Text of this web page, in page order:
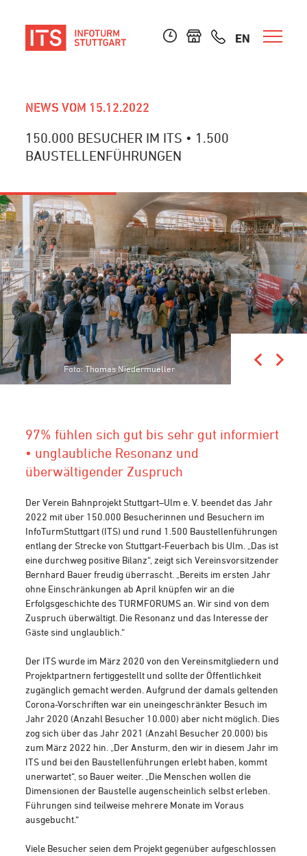
EN
NEWS VOM 15.12.2022
150.000 BESUCHER IM ITS • 1.500
BAUSTELLENFÜHRUNGEN
Foto: Thomas Niedermüller
Foto: Thomas Niedermueller
97% fühlen sich gut bis sehr gut informiert
• unglaubliche Resonanz und
überwältigender Zuspruch
Der Verein Bahnprojekt Stuttgart–Ulm e. V. beendet das Jahr
2022 mit über 150.000 Besucherinnen und Besuchern im
InfoTurmStuttgart (ITS) und rund 1.500 Baustellenführungen
entlang der Strecke von Stuttgart-Feuerbach bis Ulm. „Das ist
eine durchweg positive Bilanz“, zeigt sich Vereinsvorsitzender
Bernhard Bauer freudig überrascht. „Bereits im ersten Jahr
ohne Einschränkungen ab April knüpfen wir an die
Erfolgsgeschichte des TURMFORUMS an. Wir sind von dem
Zuspruch überwältigt. Die Resonanz und das Interesse der
Gäste sind unglaublich.“
Der ITS wurde im März 2020 von den Vereinsmitgliedern und
Projektpartnern fertiggestellt und sollte der Öffentlichkeit
zugänglich gemacht werden. Aufgrund der damals geltenden
Corona-Vorschriften war ein uneingeschränkter Besuch im
Jahr 2020 (Anzahl Besucher 10.000) aber nicht möglich. Dies
zog sich über das Jahr 2021 (Anzahl Besucher 20.000) bis
zum März 2022 hin. „Der Ansturm, den wir in diesem Jahr im
ITS und bei den Baustellenführungen erlebt haben, kommt
unerwartet“, so Bauer weiter. „Die Menschen wollen die
Dimensionen der Baustelle augenscheinlich selbst erleben.
Führungen sind teilweise mehrere Monate im Voraus
ausgebucht.“
Viele Besucher seien dem Projekt gegenüber aufgeschlossen